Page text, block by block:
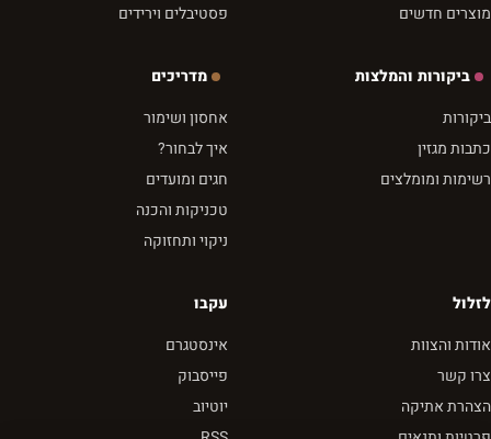
מוצרים חדשים
פסטיבלים וירידים
ביקורות והמלצות
ביקורות
כתבות מגזין
רשימות ומומלצים
מדריכים
אחסון ושימור
איך לבחור?
חגים ומועדים
טכניקות והכנה
ניקוי ותחזוקה
לזלול
אודות והצוות
צרו קשר
הצהרת אתיקה
עקבו
אינסטגרם
פייסבוק
יוטיוב